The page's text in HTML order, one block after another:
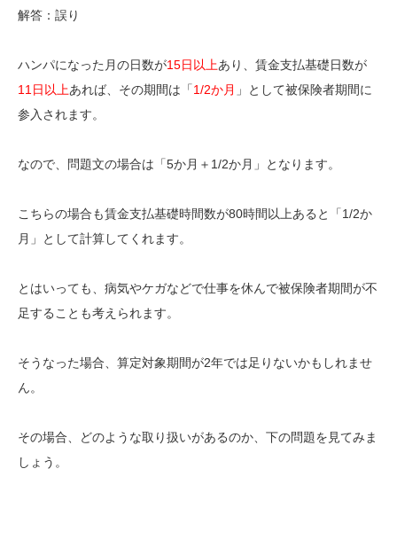
解答：誤り
ハンパになった月の日数が15日以上あり、賃金支払基礎日数が
11日以上あれば、その期間は「1/2か月 」として被保険者期間に
参入されます。
なので、問題文の場合は「5か月＋1/2か月」となります。
こちらの場合も賃金支払基礎時間数が80時間以上あると「1/2か
月」として計算してくれます。
とはいっても、病気やケガなどで仕事を休んで被保険者期間が不
足することも考えられます。
そうなった場合、算定対象期間が2年では足りないかもしれませ
ん。
その場合、どのような取り扱いがあるのか、下の問題を見てみま
しょう。